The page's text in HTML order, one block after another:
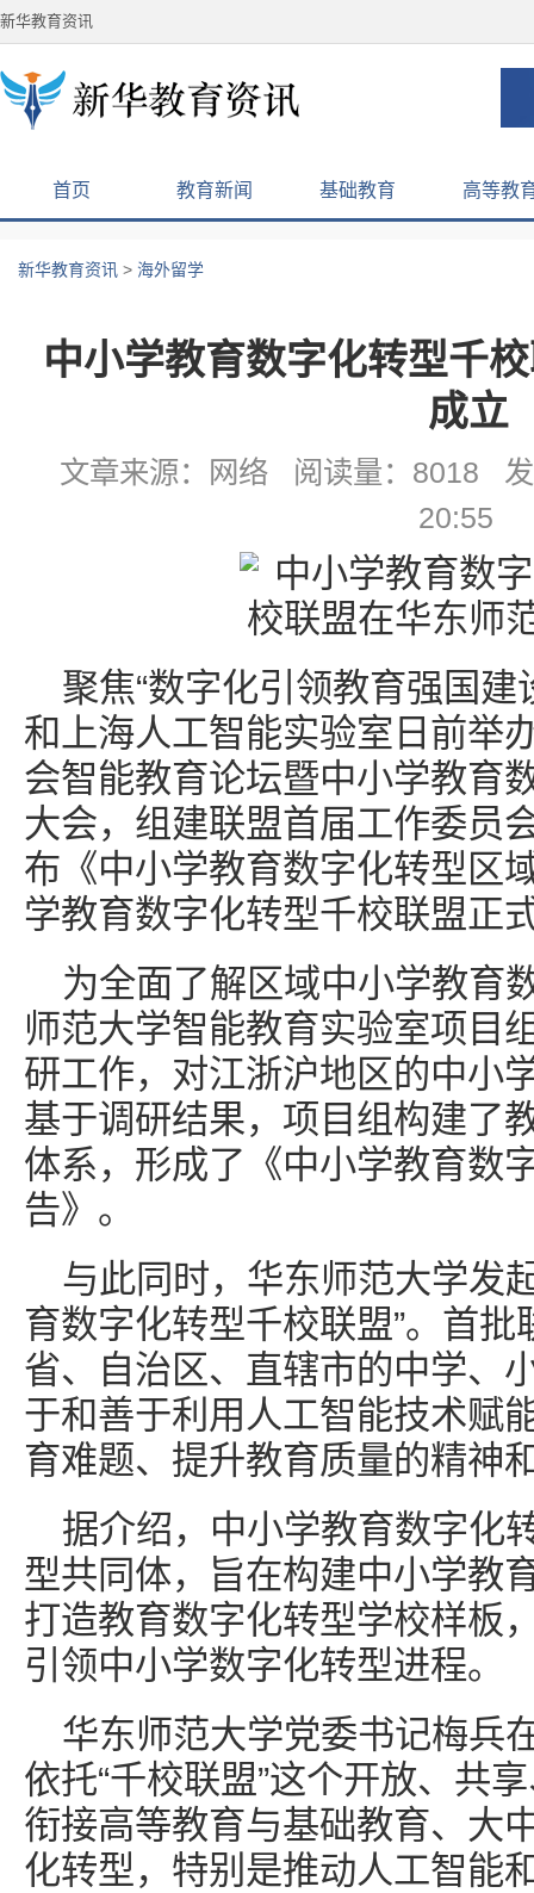
新华教育资讯
首页 教育新闻 基础教育 高等教
新华教育资讯 > 海外留学
中小学教育数字化转型千
成立
文章来源：网络 阅读量：8018
20:55
聚焦“数字化引领教育强国建
和上海人工智能实验室日前举
会智能教育论坛暨中小学教育
大会，组建联盟首届工作委员
布《中小学教育数字化转型区
学教育数字化转型千校联盟正
为全面了解区域中小学教育
师范大学智能教育实验室项目
研工作，对江浙沪地区的中小
基于调研结果，项目组构建了
体系，形成了《中小学教育数
告》。
与此同时，华东师范大学发
育数字化转型千校联盟”。首
省、自治区、直辖市的中学、
于和善于利用人工智能技术赋
育难题、提升教育质量的精神
据介绍，中小学教育数字化
型共同体，旨在构建中小学教
打造教育数字化转型学校样板
引领中小学数字化转型进程。
华东师范大学党委书记梅兵
依托“千校联盟”这个开放、共
衔接高等教育与基础教育、大
化转型，特别是推动人工智能